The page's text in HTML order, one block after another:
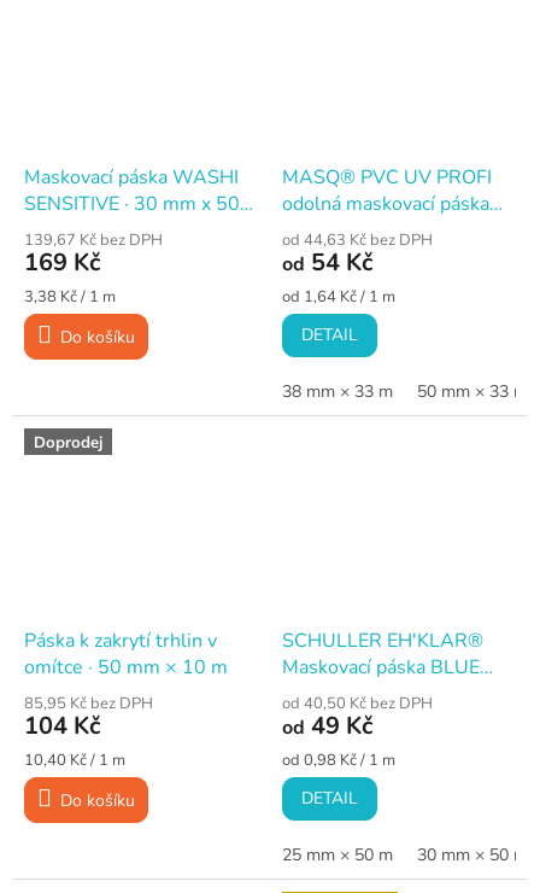
Maskovací páska WASHI
SENSITIVE · 30 mm x 50
m
139,67 Kč bez DPH
169 Kč
Měrná
cena:
3,38 Kč / 1 m
Do košíku
MASQ® PVC UV PROFI
odolná maskovací páska
rýhovaná
od 44,63 Kč bez DPH
od 54 Kč
Měrná
cena:
od 1,64 Kč / 1 m
DETAIL
38 mm × 33 m 50 mm × 33 m
Doprodej
Páska k zakrytí trhlin v
omítce · 50 mm × 10 m
85,95 Kč bez DPH
104 Kč
Měrná
cena:
10,40 Kč / 1 m
Do košíku
SCHULLER EH'KLAR®
Maskovací páska BLUE
CORE K60, nižší lepivost
od 40,50 Kč bez DPH
od 49 Kč
Měrná
cena:
od 0,98 Kč / 1 m
DETAIL
25 mm × 50 m 30 mm × 50 m